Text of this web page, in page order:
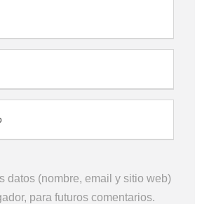
datos (nombre, email y sitio web)
para futuros comentarios.